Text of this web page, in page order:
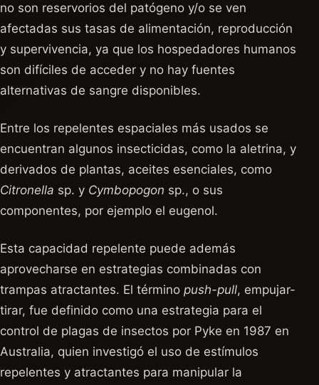
no son reservorios del patógeno y/o se ven
afectadas sus tasas de alimentación, reproducción
y supervivencia, ya que los hospedadores humanos
son difíciles de acceder y no hay fuentes
alternativas de sangre disponibles.
Entre los repelentes espaciales más usados se
encuentran algunos insecticidas, como la aletrina, y
derivados de plantas, aceites esenciales, como
Citronella sp. y Cymbopogon sp., o sus
componentes, por ejemplo el eugenol.
Esta capacidad repelente puede además
aprovecharse en estrategias combinadas con
trampas atractantes. El término push-pull, empujar-
tirar, fue definido como una estrategia para el
control de plagas de insectos por Pyke en 1987 en
Australia, quien investigó el uso de estímulos
repelentes y atractantes para manipular la